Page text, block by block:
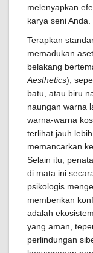
melenyapkan
karya seni Anda.
Terapkan
memadukan
belakang
Aesthetics),
batu, atau biru
naungan warna
warna-warna
terlihat jauh
memancarkan
Selain itu,
di mata ini
psikologis
memberikan
adalah
yang aman,
perlindungan